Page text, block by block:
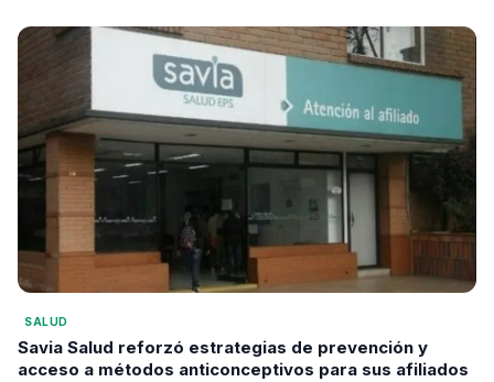
SALUD
Savia Salud reforzó estrategias de prevención y
acceso a métodos anticonceptivos para sus afiliados